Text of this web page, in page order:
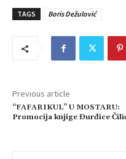
TAGS Boris Dežulović
Previous article
“FAFARIKUL” U MOSTARU:
Promocija knjige Đurđice